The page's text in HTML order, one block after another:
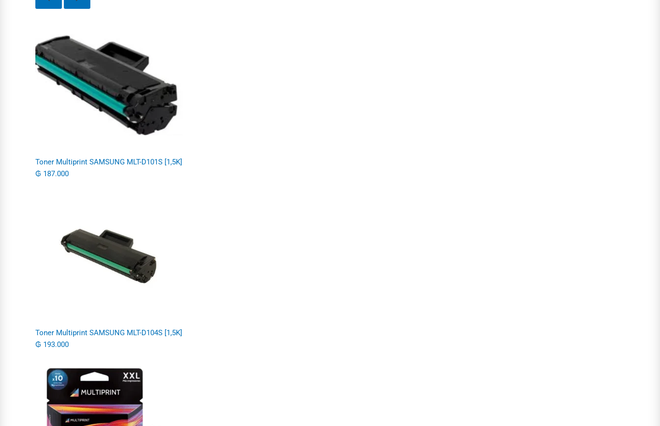
Toner Multiprint SAMSUNG MLT-D101S [1,5K]
₲ 187.000
Toner Multiprint SAMSUNG MLT-D104S [1,5K]
₲ 193.000